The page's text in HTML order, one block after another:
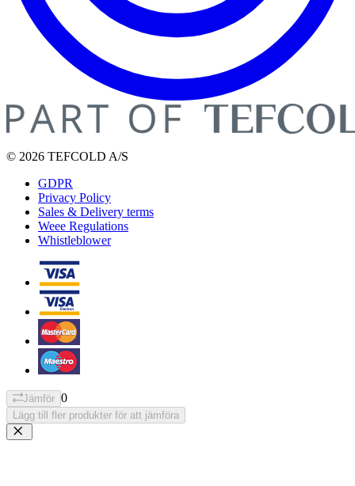
© 2026 TEFCOLD A/S
GDPR
Privacy Policy
Sales & Delivery terms
Weee Regulations
Whistleblower
Jämför 0
Lägg till fler produkter för att jämföra